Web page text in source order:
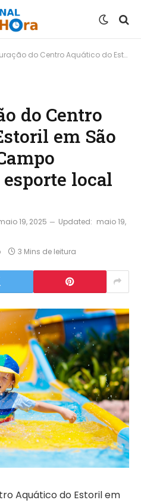
Aquático do Estoril em São Bernardo do Campo movimenta o esporte local
do Centro
em São
local
19, 2025 Updated: maio 19,
3 Mins de leitura
Aquático do Estoril em